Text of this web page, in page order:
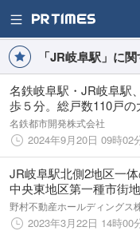
「JR岐阜駅」に
名鉄岐阜駅・JR岐阜駅
歩５分。総戸数110戸
ョン「メイツ岐阜」好
より第２期モデルルー
名鉄都市開発株式会社
2024年9月20日 09時02
JR岐阜駅北側2地区一
中央東地区第一種市街
駅北中央西地区第一種
街地再開発組合設立のお
野村不動産ホールディングス
2023年3月22日 14時00